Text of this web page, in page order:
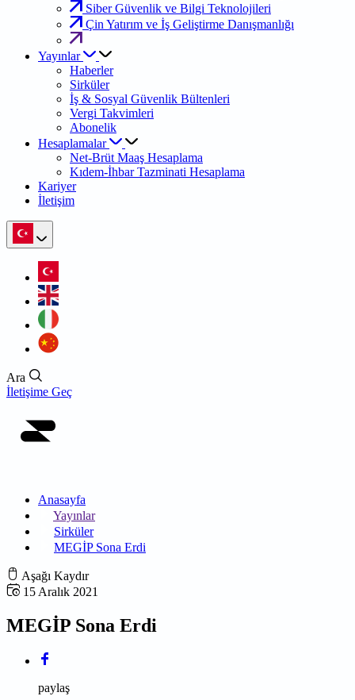
Siber Güvenlik ve Bilgi Teknolojileri
Çin Yatırım ve İş Geliştirme Danışmanlığı
Yayınlar
Haberler
Sirküler
İş & Sosyal Güvenlik Bültenleri
Vergi Takvimleri
Abonelik
Hesaplamalar
Net-Brüt Maaş Hesaplama
Kıdem-İhbar Tazminati Hesaplama
Kariyer
İletişim
Ara
İletişime Geç
Anasayfa
Yayınlar
Sirküler
MEGİP Sona Erdi
Aşağı Kaydır
15 Aralık 2021
MEGİP Sona Erdi
paylaş